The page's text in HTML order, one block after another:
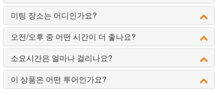
미팅 장소는 어디인가요?
오전/오후 중 어떤 시간이 더 좋나요?
소요시간은 얼마나 걸리나요?
이 상품은 어떤 투어인가요?